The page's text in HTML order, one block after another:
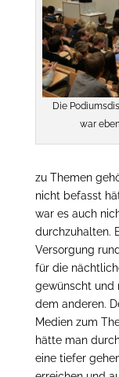
Die
war
zu Themen
nicht befasst
war es auch
durchzuhalten.
Versorgung
für die
gewünscht und
dem anderen.
Medien zum
hätte man
eine tiefer